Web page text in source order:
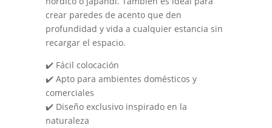
crear paredes de acento que den
profundidad y vida a cualquier estancia sin
recargar el espacio.
✔️ Fácil colocación
✔️ Apto para ambientes domésticos y
comerciales
✔️ Diseño exclusivo inspirado en la
naturaleza